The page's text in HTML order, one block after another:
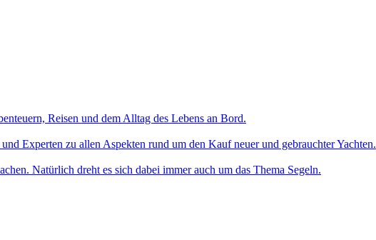
Reisen und dem Alltag des Lebens an Bord.
Experten zu allen Aspekten rund um den Kauf neuer und gebrauchter Yachten.
Natürlich dreht es sich dabei immer auch um das Thema Segeln.